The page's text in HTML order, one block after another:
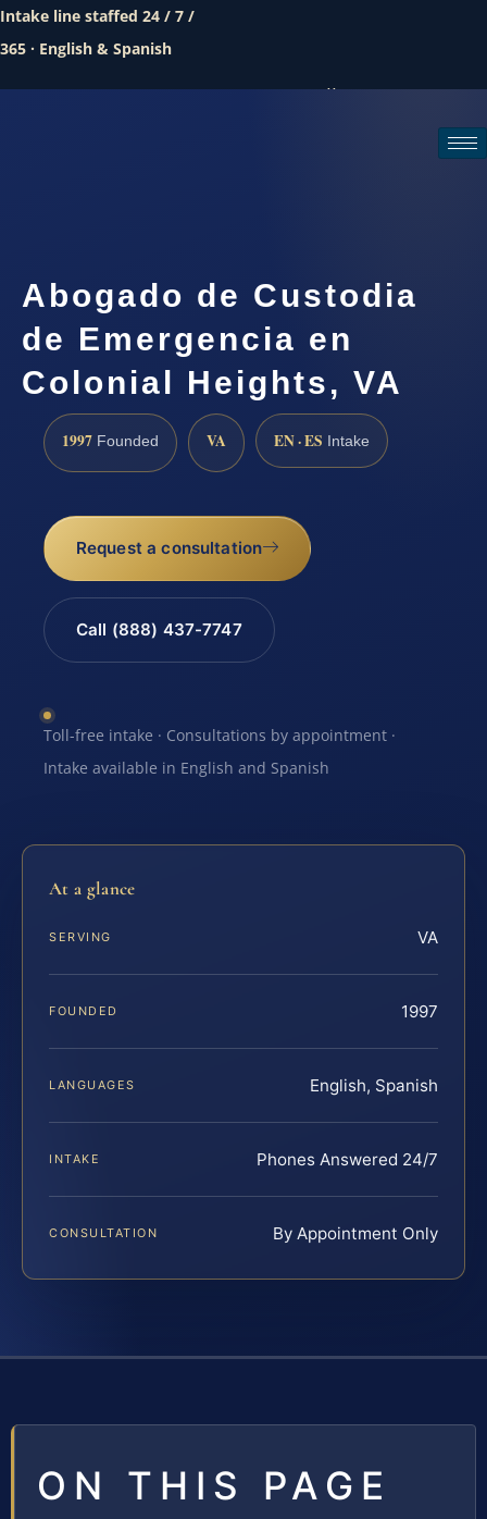
Intake line staffed 24 / 7 /
365 · English & Spanish
Call (888) 437-7747
Abogado de Custodia
de Emergencia en
Colonial Heights, VA
1997 Founded VA EN · ES Intake
Request a consultation
Call (888) 437-7747
Toll-free intake · Consultations by appointment ·
Intake available in English and Spanish
At a glance
SERVING VA
FOUNDED 1997
LANGUAGES English, Spanish
INTAKE Phones Answered 24/7
CONSULTATION By Appointment Only
ON THIS PAGE